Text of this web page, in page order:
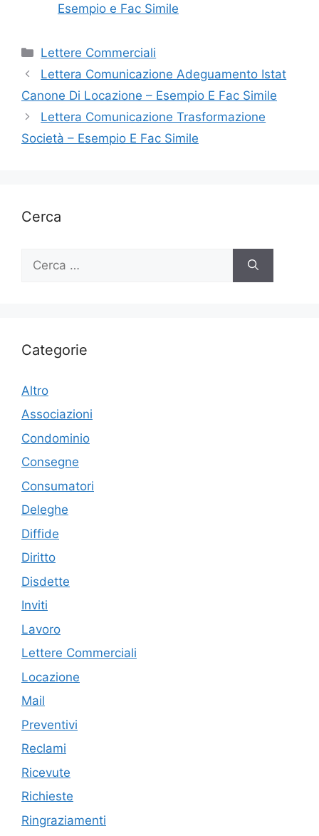
Esempio e Fac Simile
Categorie
Lettere Commerciali
Lettera Comunicazione Adeguamento Istat
Canone Di Locazione – Esempio E Fac Simile
Lettera Comunicazione Trasformazione
Società – Esempio E Fac Simile
Cerca
per:
Categorie
Altro
Associazioni
Condominio
Consegne
Consumatori
Deleghe
Diffide
Diritto
Disdette
Inviti
Lavoro
Lettere Commerciali
Locazione
Mail
Preventivi
Reclami
Ricevute
Richieste
Ringraziamenti